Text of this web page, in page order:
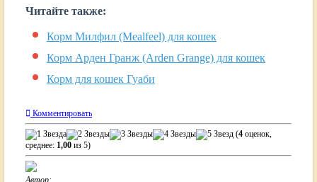
Читайте также:
Корм Милфил (Mealfeel) для кошек
Корм Арден Гранж (Arden Grange) для кошек
Корм для кошек Гуаби
Комментировать
(4 оценок,
среднее: 1,00 из 5)
Автор: